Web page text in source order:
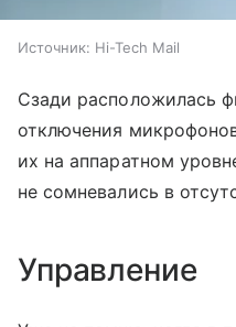
Источник: Hi-Tech Mail
Сзади расположилась
отключения
их на аппаратном
не сомневались в
Управление